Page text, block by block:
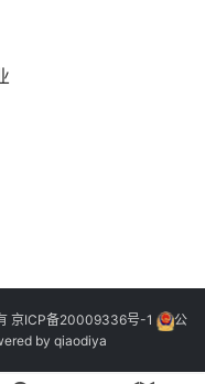
京ICP备20009336号-1
公
by qiaodiya